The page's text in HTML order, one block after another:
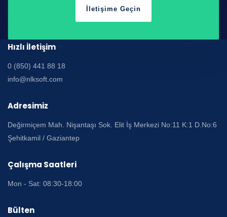
İletişime Geçin
Hızlı İletişim
0 (850) 441 88 18
info@nlksoft.com
Adresimiz
Değirmiçem Mah. Nişantaşı Sok. Elit İş Merkezi No:11 K:1 D.No:6
Şehitkamil / Gaziantep
Çalışma Saatleri
Mon - Sat: 08:30-18:00
Bülten